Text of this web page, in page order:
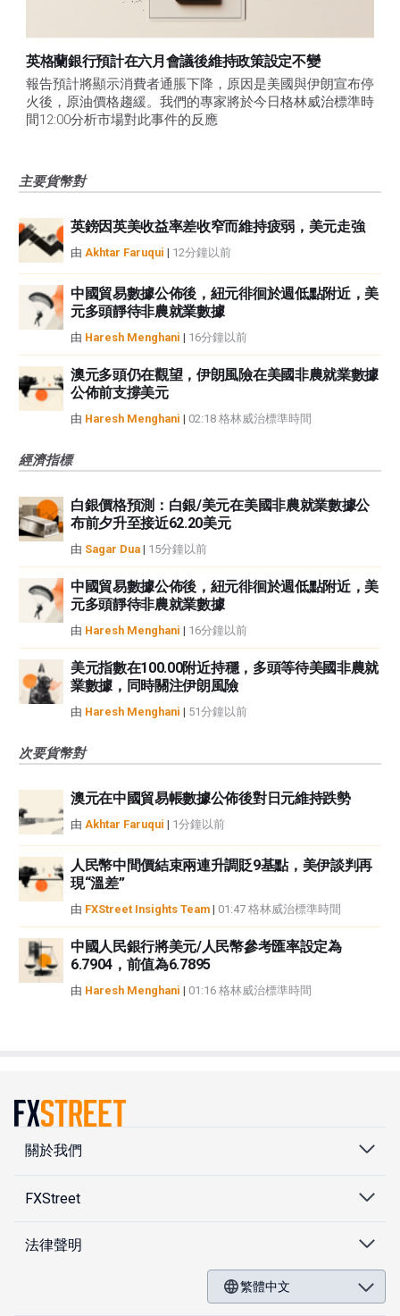
英格蘭銀行預計在六月會議後維持政策設定不變
報告預計將顯示消費者通脹下降，原因是美國與伊朗宣布停
火後，原油價格趨緩。我們的專家將於今日格林威治標準時
間12:00分析市場對此事件的反應
主要貨幣對
英鎊因英美收益率差收窄而維持疲弱，美元走強
由 Akhtar Faruqui | 12分鐘以前
中國貿易數據公佈後，紐元徘徊於週低點附近，美
元多頭靜待非農就業數據
由 Haresh Menghani | 16分鐘以前
澳元多頭仍在觀望，伊朗風險在美國非農就業數據
公佈前支撐美元
由 Haresh Menghani | 02:18 格林威治標準時間
經濟指標
白銀價格預測：白銀/美元在美國非農就業數據公
布前夕升至接近62.20美元
由 Sagar Dua | 15分鐘以前
中國貿易數據公佈後，紐元徘徊於週低點附近，美
元多頭靜待非農就業數據
由 Haresh Menghani | 16分鐘以前
美元指數在100.00附近持穩，多頭等待美國非農就
業數據，同時關注伊朗風險
由 Haresh Menghani | 51分鐘以前
次要貨幣對
澳元在中國貿易帳數據公佈後對日元維持跌勢
由 Akhtar Faruqui | 1分鐘以前
人民幣中間價結束兩連升調貶9基點，美伊談判再
現“溫差”
由 FXStreet Insights Team | 01:47 格林威治標準時間
中國人民銀行將美元/人民幣參考匯率設定為
6.7904，前值為6.7895
由 Haresh Menghani | 01:16 格林威治標準時間
關於我們
FXStreet
法律聲明
繁體中文